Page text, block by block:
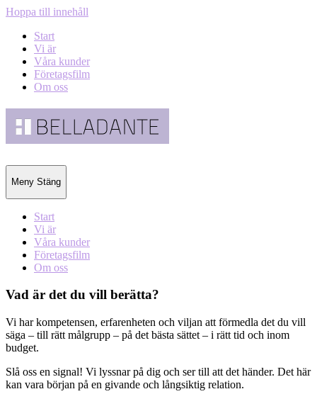
Hoppa till innehåll
Start
Vi är
Våra kunder
Företagsfilm
Om oss
Meny Stäng
Start
Vi är
Våra kunder
Företagsfilm
Om oss
Vad är det du vill berätta?
Vi har kompetensen, erfarenheten och viljan att förmedla det du vill
säga – till rätt målgrupp – på det bästa sättet – i rätt tid och inom
budget.
Slå oss en signal! Vi lyssnar på dig och ser till att det händer. Det här
kan vara början på en givande och långsiktig relation.